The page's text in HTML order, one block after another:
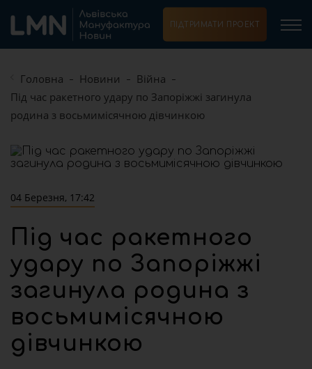
ПІДТРИМАТИ ПРОЕКТ
Головна Новини
Війна
Під час ракетного удару по Запоріжжі загинула
родина з восьмимісячною дівчинкою
04 Березня, 17:42
Під час ракетного
удару по Запоріжжі
загинула родина з
восьмимісячною
дівчинкою